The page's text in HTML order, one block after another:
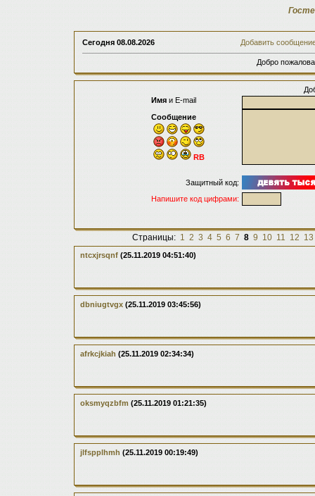
Сегодня 08.08.2026 Добавить
Добро
Имя и E-mail
Сообщение
RB
Защитный код:
Напишите код цифрами:
Страницы: 1 2 3 4 5 6 7 8 9 10 11 12 13
ntcxjrsqnf (25.11.2019 04:51:40)
dbniugtvgx (25.11.2019 03:45:56)
afrkcjkiah (25.11.2019 02:34:34)
oksmyqzbfm (25.11.2019 01:21:35)
jlfspplhmh (25.11.2019 00:19:49)